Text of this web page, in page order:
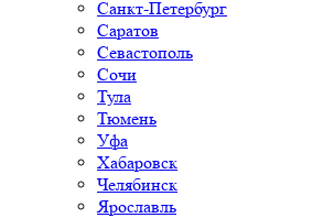
Санкт-Петербург
Саратов
Севастополь
Сочи
Тула
Тюмень
Уфа
Хабаровск
Челябинск
Ярославль